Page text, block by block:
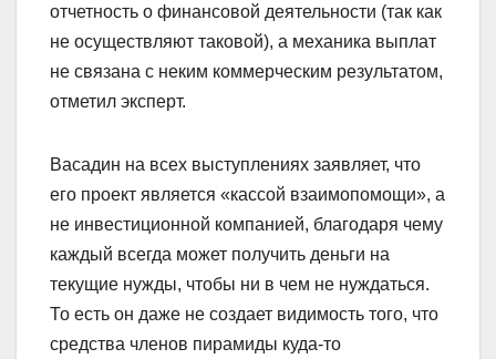
отчетность о финансовой деятельности (так как
не осуществляют таковой), а механика выплат
не связана с неким коммерческим результатом,
отметил эксперт.
Васадин на всех выступлениях заявляет, что
его проект является «кассой взаимопомощи», а
не инвестиционной компанией, благодаря чему
каждый всегда может получить деньги на
текущие нужды, чтобы ни в чем не нуждаться.
То есть он даже не создает видимость того, что
средства членов пирамиды куда-то